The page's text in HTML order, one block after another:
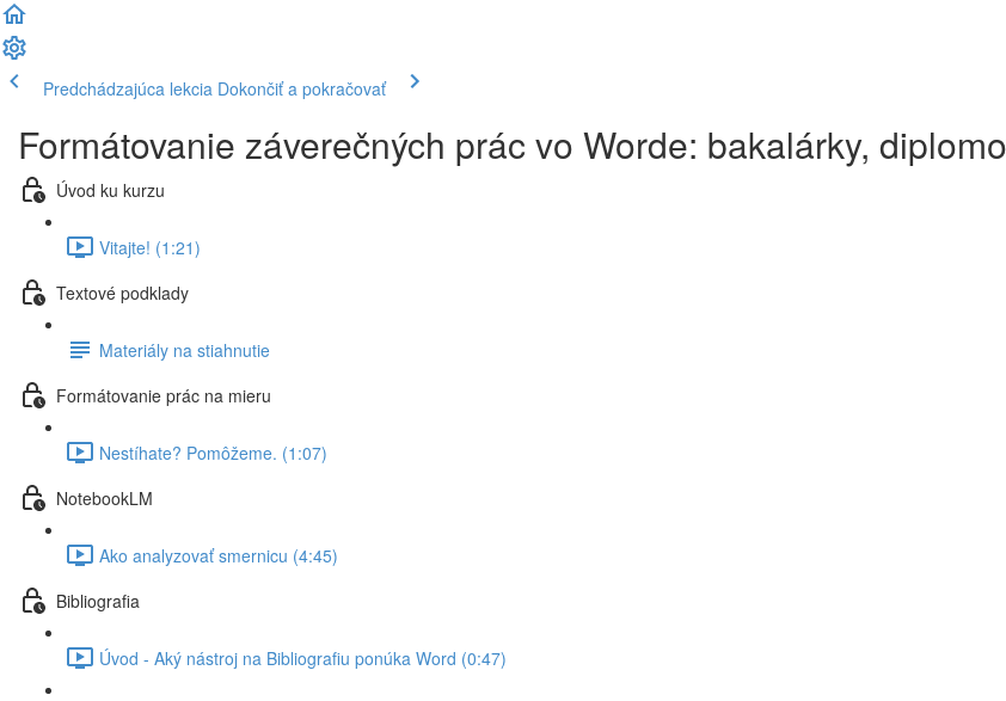
Predchádzajúca lekcia Dokončiť a pokračovať
Formátovanie záverečných prác vo Worde: bakalárky,
Úvod ku kurzu
Vitajte! (1:21)
Textové podklady
Materiály na stiahnutie
Formátovanie prác na mieru
Nestíhate? Pomôžeme. (1:07)
NotebookLM
Ako analyzovať smernicu (4:45)
Bibliografia
Úvod - Aký nástroj na Bibliografiu ponúka Word (0:47)